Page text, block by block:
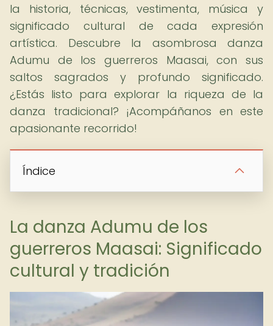
la historia, técnicas, vestimenta, música y
significado cultural de cada expresión
artística. Descubre la asombrosa danza
Adumu de los guerreros Maasai, con sus
saltos sagrados y profundo significado.
¿Estás listo para explorar la riqueza de la
danza tradicional? ¡Acompáñanos en este
apasionante recorrido!
Índice
La danza Adumu de los
guerreros Maasai: Significado
cultural y tradición